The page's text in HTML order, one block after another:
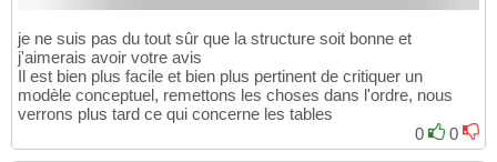
je ne suis pas du tout sûr que la structure soit bonne et
j'aimerais avoir votre avis
Il est bien plus facile et bien plus pertinent de critiquer un
modèle conceptuel, remettons les choses dans l'ordre, nous
verrons plus tard ce qui concerne les tables
0
0